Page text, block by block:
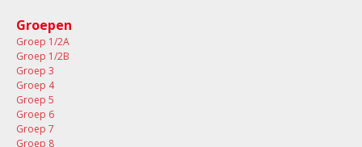
Groepen
Groep 1/2A
Groep 1/2B
Groep 3
Groep 4
Groep 5
Groep 6
Groep 7
Groep 8